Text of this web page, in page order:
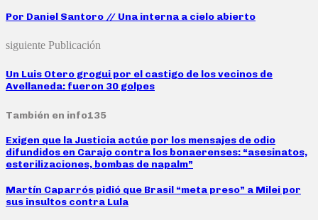
Por Daniel Santoro // Una interna a cielo abierto
siguiente Publicación
Un Luis Otero grogui por el castigo de los vecinos de
Avellaneda: fueron 30 golpes
También en info135
Exigen que la Justicia actúe por los mensajes de odio
difundidos en Carajo contra los bonaerenses: “asesinatos,
esterilizaciones, bombas de napalm”
Martín Caparrós pidió que Brasil “meta preso” a Milei por
sus insultos contra Lula